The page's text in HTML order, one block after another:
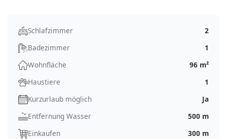
Schlafzimmer
2
Badezimmer
1
Wohnfläche
96 m²
Haustiere
1
Kurzurlaub möglich
Ja
Entfernung Wasser
500 m
Einkaufen
300 m